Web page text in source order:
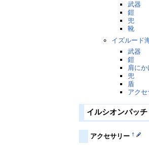
武器
鎧
兜
靴
イズルード
武器
鎧
肩に
兜
盾
アクセ
イルシオンパッチ
アクセサリー†